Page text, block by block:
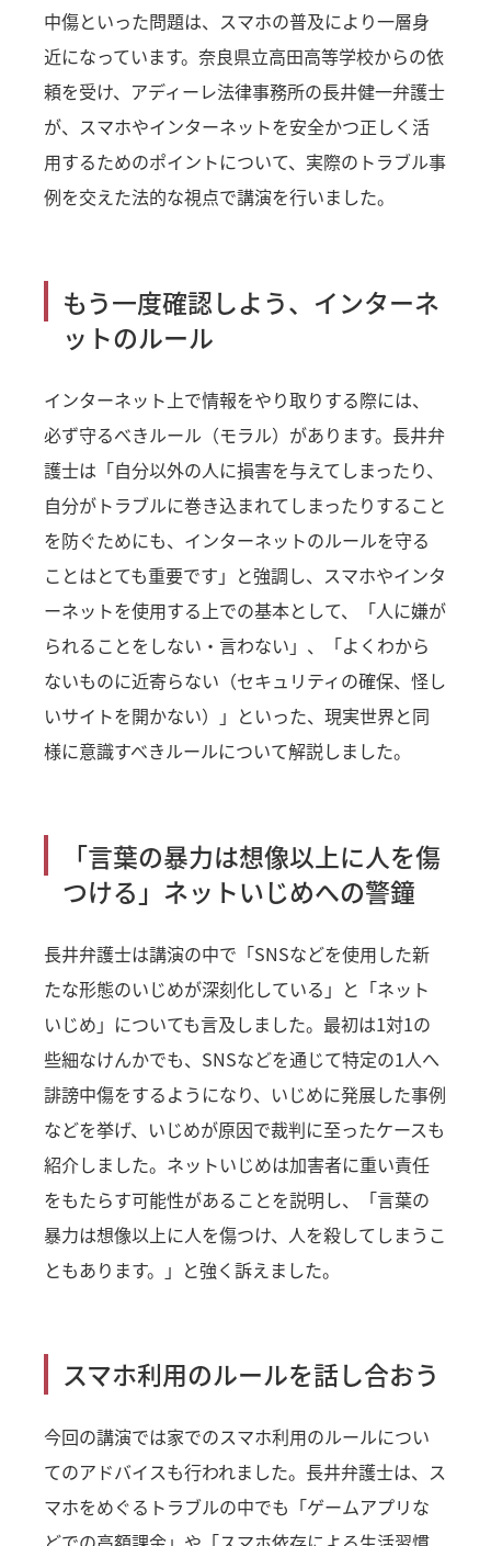
中傷といった問題は、スマホの普及により一層身
近になっています。奈良県立高田高等学校からの依
頼を受け、アディーレ法律事務所の長井健一弁護士
が、スマホやインターネットを安全かつ正しく活
用するためのポイントについて、実際のトラブル事
例を交えた法的な視点で講演を行いました。
もう一度確認しよう、インターネ
ットのルール
インターネット上で情報をやり取りする際には、
必ず守るべきルール（モラル）があります。長井弁
護士は「自分以外の人に損害を与えてしまったり、
自分がトラブルに巻き込まれてしまったりすること
を防ぐためにも、インターネットのルールを守る
ことはとても重要です」と強調し、スマホやインタ
ーネットを使用する上での基本として、「人に嫌が
られることをしない・言わない」、「よくわから
ないものに近寄らない（セキュリティの確保、怪し
いサイトを開かない）」といった、現実世界と同
様に意識すべきルールについて解説しました。
「言葉の暴力は想像以上に人を傷
つける」ネットいじめへの警鐘
長井弁護士は講演の中で「SNSなどを使用した新
たな形態のいじめが深刻化している」と「ネット
いじめ」についても言及しました。最初は1対1の
些細なけんかでも、SNSなどを通じて特定の1人へ
誹謗中傷をするようになり、いじめに発展した事例
などを挙げ、いじめが原因で裁判に至ったケースも
紹介しました。ネットいじめは加害者に重い責任
をもたらす可能性があることを説明し、「言葉の
暴力は想像以上に人を傷つけ、人を殺してしまうこ
ともあります。」と強く訴えました。
スマホ利用のルールを話し合おう
今回の講演では家でのスマホ利用のルールについ
てのアドバイスも行われました。長井弁護士は、ス
マホをめぐるトラブルの中でも「ゲームアプリな